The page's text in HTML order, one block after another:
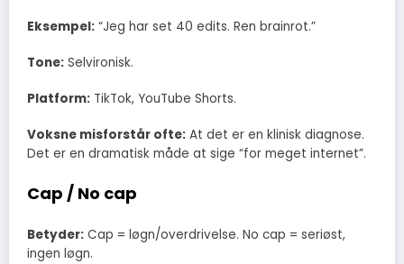
Eksempel: “Jeg har set 40 edits. Ren brainrot.”
Tone: Selvironisk.
Platform: TikTok, YouTube Shorts.
Voksne misforstår ofte: At det er en klinisk diagnose.
Det er en dramatisk måde at sige “for meget internet”.
Cap / No cap
Betyder: Cap = løgn/overdrivelse. No cap = seriøst,
ingen løgn.